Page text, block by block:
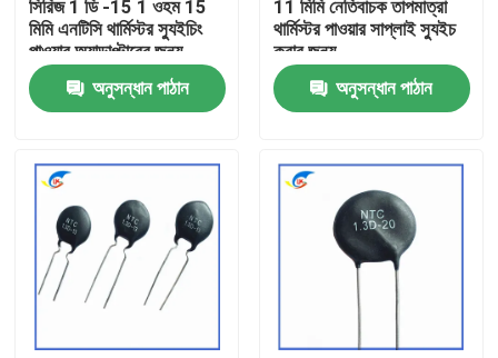
গুণমান নিয়ন্ত্রণ
খবর
মামলা
পিটিসি থার্মিস্টর
সিরিজ 1 ডি -15 1 ওহম 15
মিমি এনটিসি থার্মিস্টর স্যুইচিং
পাওয়ার অ্যাডাপ্টারের জন্য
উপযুক্ত
অনুসন্ধান পাঠান
11 মিমি নেতিবাচক তাপমাত্রা
থার্মিস্টর পাওয়ার সাপ্লাই স্যুইচ
করার জন্য
অনুসন্ধান পাঠান